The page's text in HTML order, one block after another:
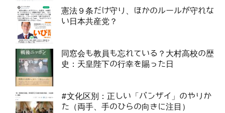
憲法９条だけ守り、ほかのルールが守れな
い日本共産党？
同窓会も教員も忘れている？大村高校の歴
史：天皇陛下の行幸を賜った日
#文化区別：正しい「バンザイ」のやりか
た（両手、手のひらの向きに注目）